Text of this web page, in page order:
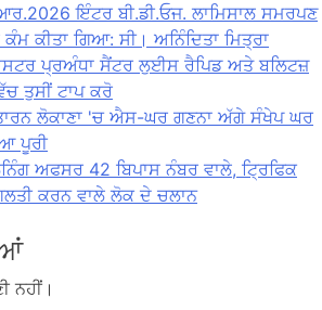
ਇੰਟਰ ਬੀ.ਡੀ.ਓਜ. ਲਾਮਿਸਾਲ ਸਮਰਪਣ
ਕੰਮ ਕੀਤਾ ਗਿਆ: ਸੀ। ਅਨਿੰਦਿਤਾ ਮਿਤ੍ਰਾ
ਪ੍ਰਅੰਧਾ ਸੈਂਟਰ ਲੁਈਸ ਰੈਪਿਡ ਅਤੇ ਬਲਿਟਜ਼
ਤੁਸੀਂ ਟਾਪ ਕਰੋ
ਲੋਕਾਣਾ 'ਚ ਐਸ-ਘਰ ਗਣਨਾ ਅੱਗੇ ਸੰਖੇਪ ਘਰ
ਪੂਰੀ
ਅਫਸਰ 42 ਬਿਪਾਸ ਨੰਬਰ ਵਾਲੇ, ਟ੍ਰਿਫਿਕ
ਕਰਨ ਵਾਲੇ ਲੋਕ ਦੇ ਚਲਾਨ
ਨਹੀਂ।